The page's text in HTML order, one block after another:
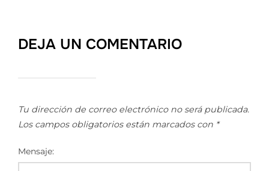
DEJA UN COMENTARIO
Tu dirección de correo electrónico no será publicada.
Los campos obligatorios están marcados con *
Mensaje: